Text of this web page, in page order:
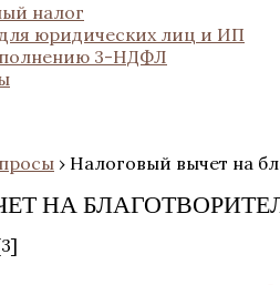
налог
юридических лиц и ИП
3-НДФЛ
› Налоговый вычет на
НА